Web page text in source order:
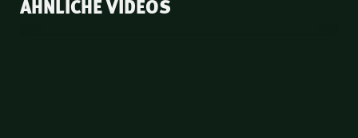
ÄHNLICHE VIDEOS